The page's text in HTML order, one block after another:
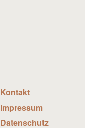
Kontakt
Impressum
Datenschutz